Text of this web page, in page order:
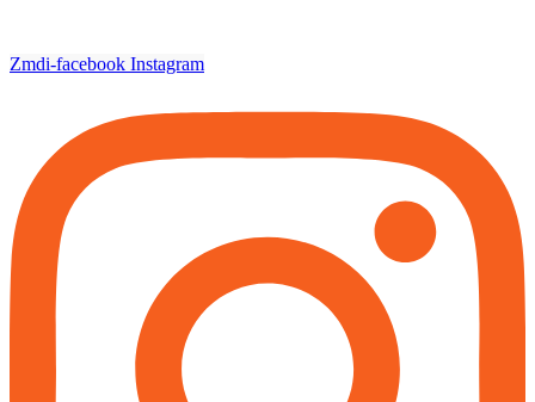
Zmdi-facebook Instagram